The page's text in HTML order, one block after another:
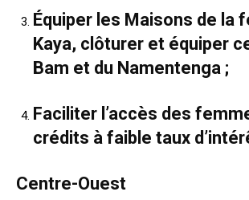
Équiper les Maisons de la
Kaya, clôturer et équiper
Bam et du Namentenga ;
Faciliter l’accès des
crédits à faible taux
Centre-Ouest